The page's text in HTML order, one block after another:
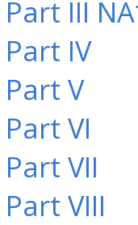
III
IV
V
VI
VII
VIII